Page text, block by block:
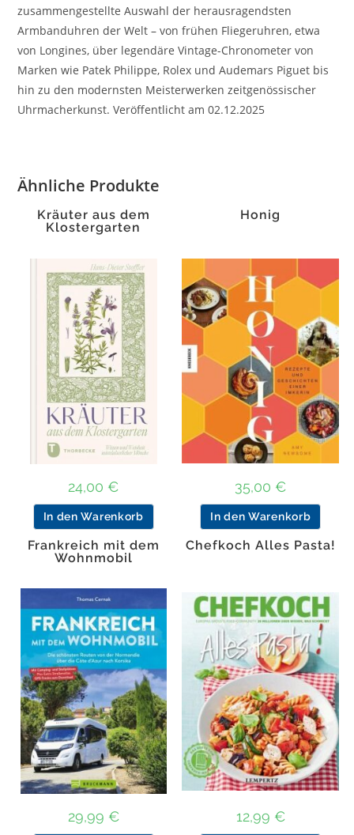
zusammengestellte Auswahl der herausragendsten
Armbanduhren der Welt – von frühen Fliegeruhren, etwa
von Longines, über legendäre Vintage-Chronometer von
Marken wie Patek Philippe, Rolex und Audemars Piguet bis
hin zu den modernsten Meisterwerken zeitgenössischer
Uhrmacherkunst. Veröffentlicht am 02.12.2025
Ähnliche Produkte
Kräuter aus dem
Klostergarten
24,00 €
In den Warenkorb
Honig
35,00 €
In den Warenkorb
Frankreich mit dem
Wohnmobil
29,99 €
Chefkoch Alles Pasta!
12,99 €